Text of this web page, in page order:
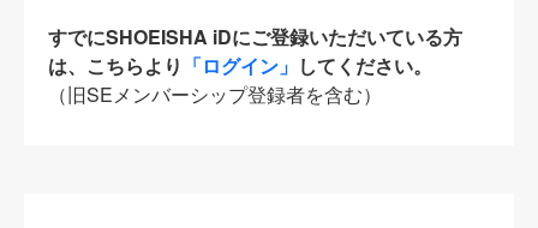
すでにSHOEISHA iDにご登録いただいている方
は、こちらより 「ログイン」 してください。
（旧SEメンバーシップ登録者を含む）